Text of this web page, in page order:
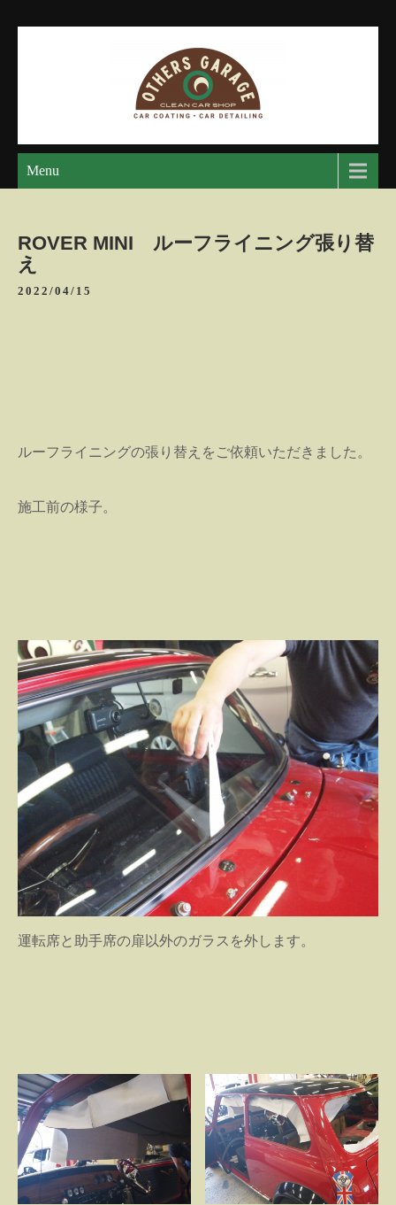
アザースガレージ
【神奈川・厚木・愛川】カーメンテナンス
Menu
ROVER MINI ルーフライニング張り替
え
2022/04/15
ルーフライニングの張り替えをご依頼いただきました。
施工前の様子。
運転席と助手席の扉以外のガラスを外します。